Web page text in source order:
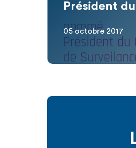
Président
05 octobre 2017